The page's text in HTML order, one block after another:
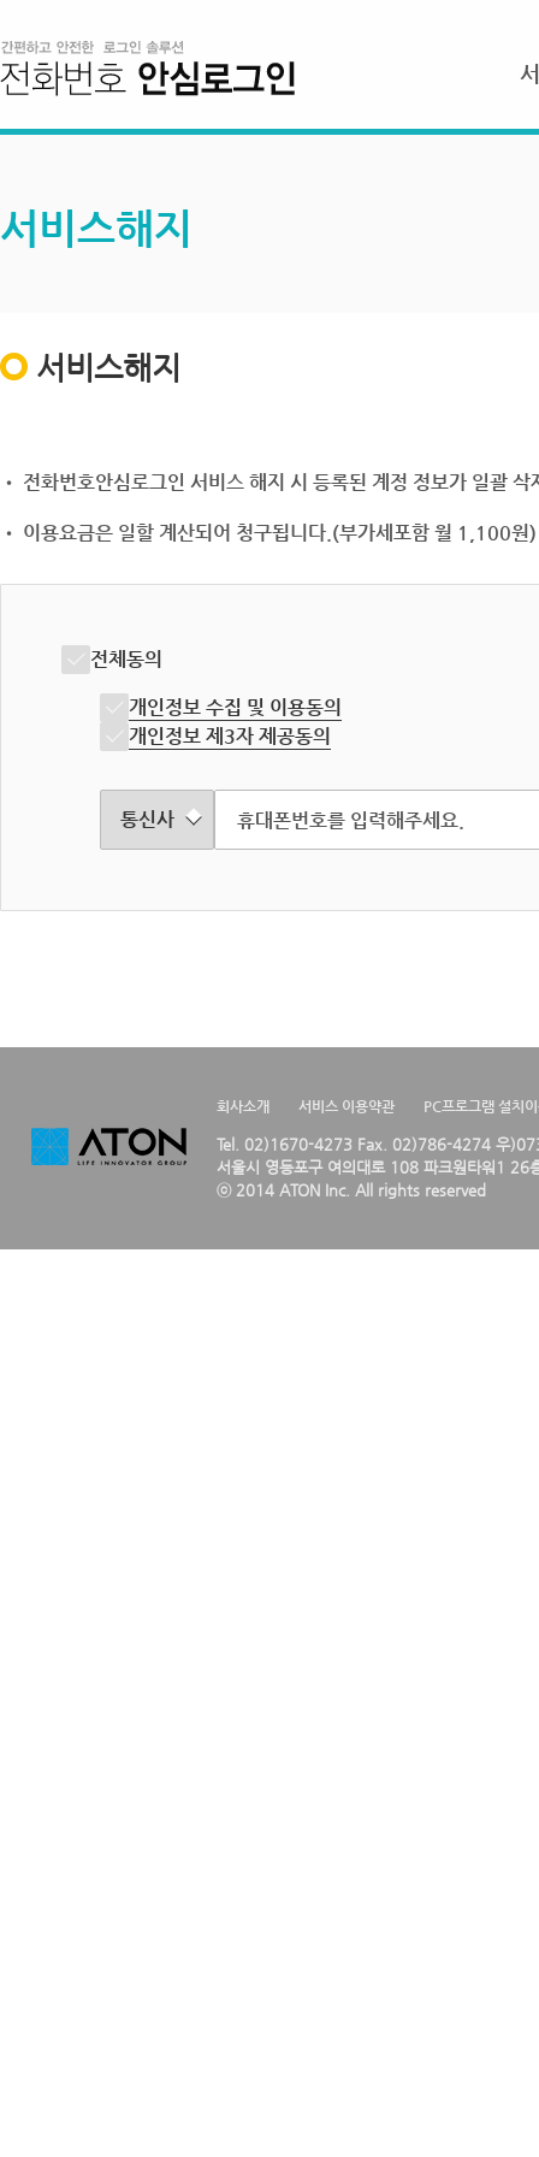
서비스해지
서비스해지
• 전화번호안심로그인 서비스 해지 시 등록된 계정 정보가 일괄
• 이용요금은 일할 계산되어 청구됩니다.(부가세포함 월 1,100원)
전체동의
개인정보 수집 및 이용동의
개인정보 제3자 제공동의
회사소개 서비스 이용약관 PC프로그램 설치
Tel. 02)1670-4273 Fax. 02)786-4274 우
서울시 영등포구 여의대로 108 파크원타워1 26
ⓒ 2014 ATON Inc. All rights reserved